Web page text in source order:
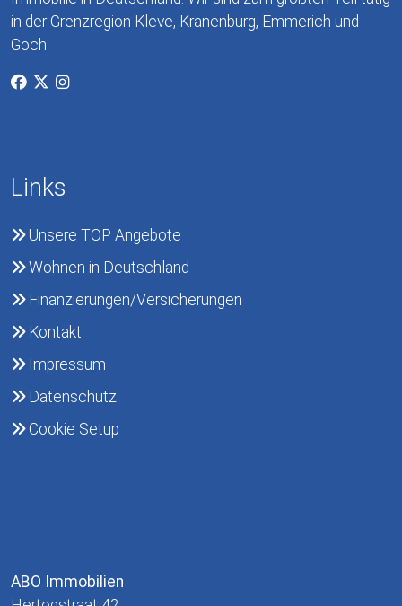
in der Grenzregion Kleve, Kranenburg, Emmerich und
Goch.
Links
Unsere TOP Angebote
Wohnen in Deutschland
Finanzierungen/Versicherungen
Kontakt
Impressum
Datenschutz
Cookie Setup
ABO Immobilien